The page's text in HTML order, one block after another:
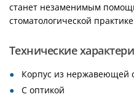
станет незаменимым
стоматологической
Технические
Корпус из нержавеющей
С оптикой